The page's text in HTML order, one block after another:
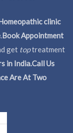
clinic
.Book Appointment
get toptreatment
in India.Call Us
Are At Two